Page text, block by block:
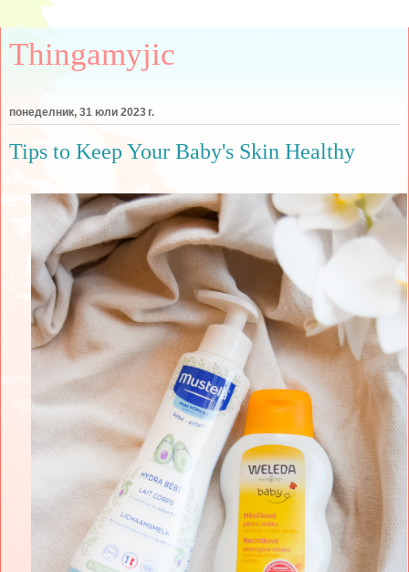
Thingamyjic
понеделник, 31 юли 2023 г.
Tips to Keep Your Baby's Skin Healthy